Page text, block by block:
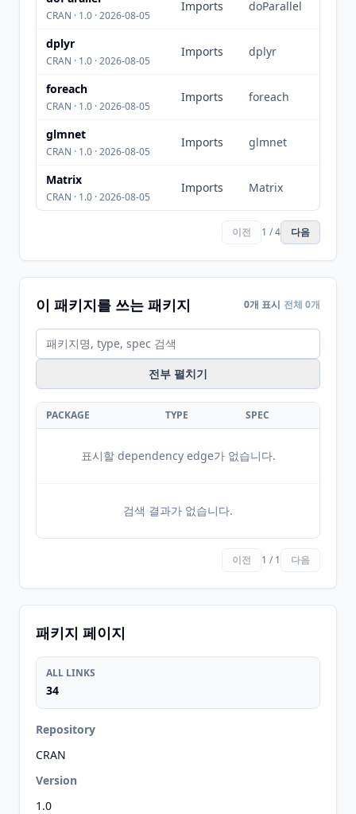
CRAN · 1.0 · 2026-08-05
Imports doParallel
dplyr
CRAN · 1.0 · 2026-08-05
Imports dplyr
foreach
CRAN · 1.0 · 2026-08-05
Imports foreach
glmnet
CRAN · 1.0 · 2026-08-05
Imports glmnet
Matrix
CRAN · 1.0 · 2026-08-05
Imports Matrix
이전 1 / 4 다음
이 패키지를 쓰는 패키지 0개 표시 전체 0개
전부 펼치기
PACKAGE TYPE SPEC
표시할 dependency edge가 없습니다.
검색 결과가 없습니다.
이전 1 / 1 다음
패키지 페이지
ALL LINKS
34
Repository
CRAN
Version
1.0